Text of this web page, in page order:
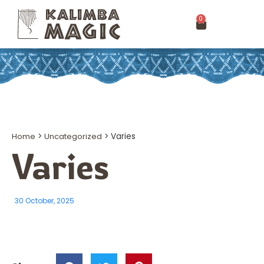
0
Home > Uncategorized > Varies
Varies
30 October, 2025